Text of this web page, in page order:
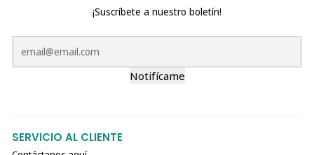
¡Suscríbete a nuestro boletín!
Notifícame
SERVICIO AL CLIENTE